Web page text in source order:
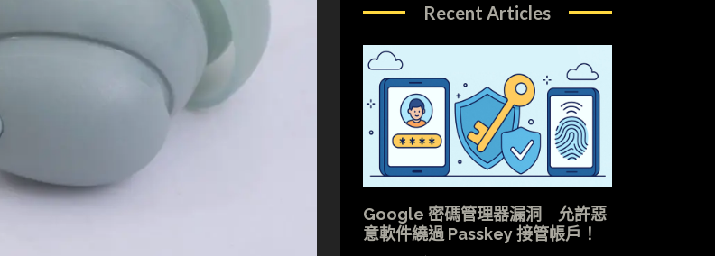
Recent Articles
Google 密碼管理器漏洞 允許惡
意軟件繞過 Passkey 接管帳戶！